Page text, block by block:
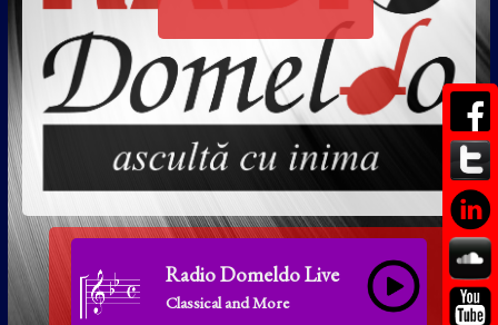
Radio Domeldo Live
Classical and More